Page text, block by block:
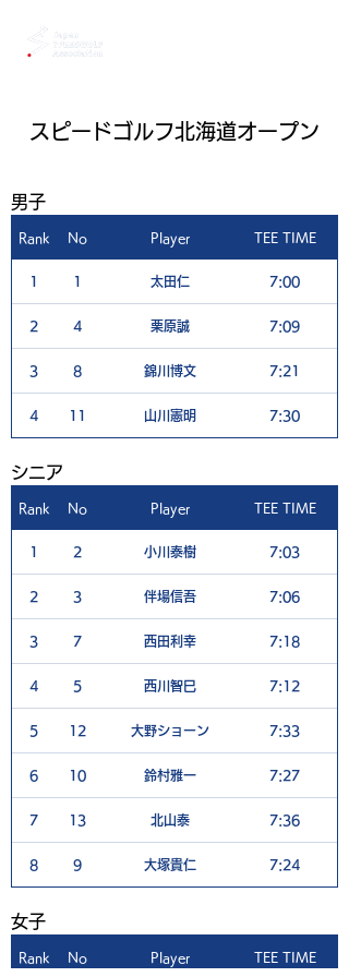
スピードゴルフ北海道オープン
男子
Rank No Player TEE TIME
1 1 太田仁 7:00
2 4 栗原誠 7:09
3 8 錦川博文 7:21
4 11 山川憲明 7:30
​シニア
Rank No Player TEE TIME
1 2 小川泰樹 7:03
2 3 伴場信吾 7:06
3 7 西田利幸 7:18
4 5 西川智巳 7:12
5 12 大野ショーン 7:33
6 10 鈴村雅一 7:27
7 13 北山泰 7:36
8 9 大塚貴仁 7:24
​女子
Rank No Player TEE TIME